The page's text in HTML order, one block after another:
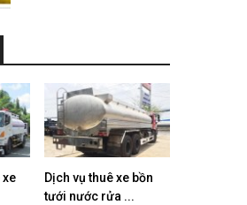
xe
Dịch vụ thuê xe bồn
tưới nước rửa ...